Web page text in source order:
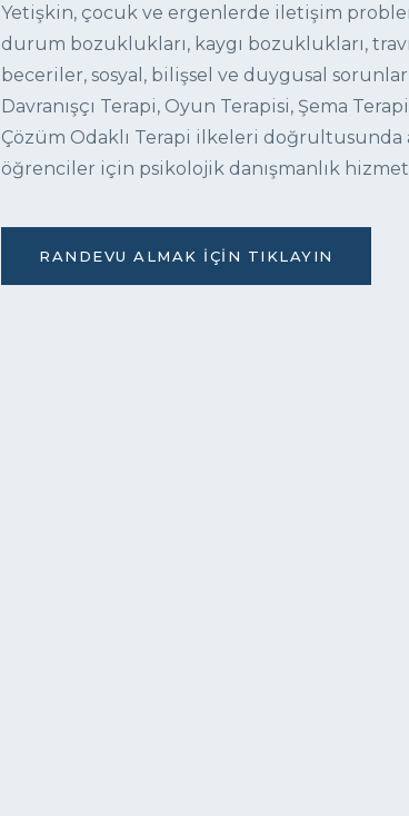
Yetişkin, çocuk ve ergenlerde iletişim
durum bozuklukları, kaygı bozuklukları,
beceriler, sosyal, bilişsel ve duygusal
Davranışçı Terapi, Oyun Terapisi, Şema
Çözüm Odaklı Terapi ilkeleri doğrultusunda
öğrenciler için psikolojik danışmanlık
RANDEVU ALMAK İÇIN TIKLAYIN